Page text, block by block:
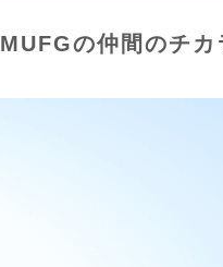
MUFGの仲間のチカ